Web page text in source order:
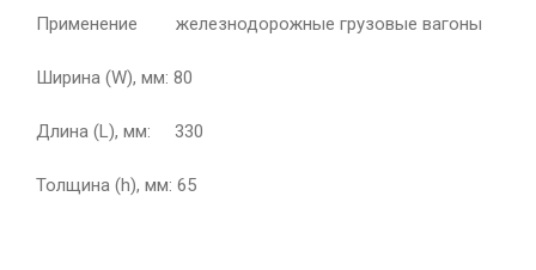
Применение железнодорожные грузовые вагоны
Ширина (W), мм: 80
Длина (L), мм: 330
Толщина (h), мм: 65